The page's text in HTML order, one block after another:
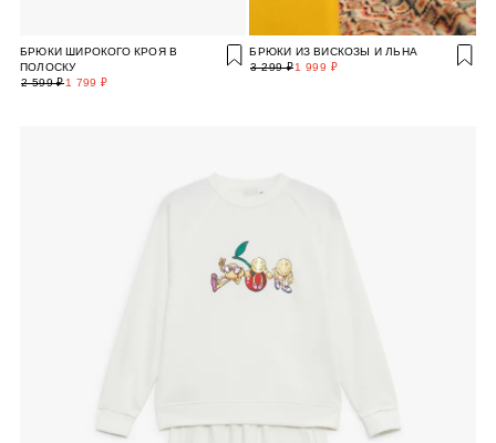
БРЮКИ ШИРОКОГО КРОЯ В
ПОЛОСКУ
1 799 ₽
2 599 ₽
БРЮКИ ИЗ ВИСКОЗЫ И ЛЬНА
1 999 ₽
3 299 ₽